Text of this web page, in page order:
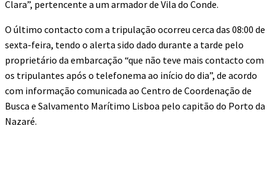
Clara”, pertencente a um armador de Vila do Conde.
O último contacto com a tripulação ocorreu cerca das 08:00 de
sexta-feira, tendo o alerta sido dado durante a tarde pelo
proprietário da embarcação “que não teve mais contacto com
os tripulantes após o telefonema ao início do dia”, de acordo
com informação comunicada ao Centro de Coordenação de
Busca e Salvamento Marítimo Lisboa pelo capitão do Porto da
Nazaré.